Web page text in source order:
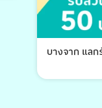
บางจาก แล